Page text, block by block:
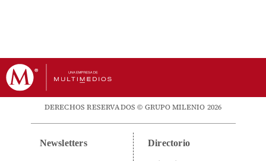
DERECHOS RESERVADOS © GRUPO MILENIO 2026
Newsletters Directorio